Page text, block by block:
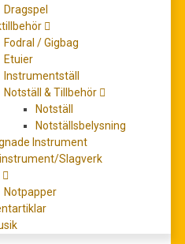
Dragspel
Fodral / Gigbag
Etuier
Instrumentställ
Notställ & Tillbehör
Notställ
Notställsbelysning
Instrument
Slagverk
Notpapper
Tenorsaxofon
ursprungliganuvarande
är:
I VARUKORG